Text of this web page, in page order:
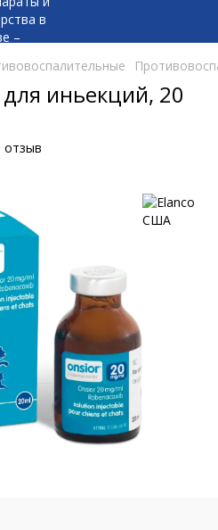
иньекций, 20
отзыв